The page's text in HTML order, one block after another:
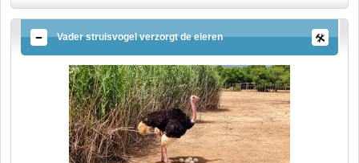
Vader struisvogel verzorgt de eieren